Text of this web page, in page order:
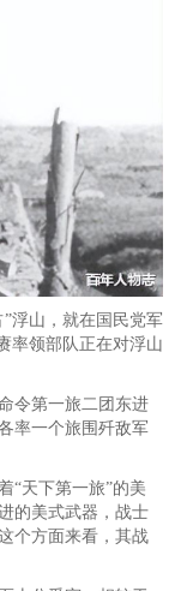
”浮山，就在国民党军
率领部队正在对浮山
令第一旅二团东进
率一个旅围歼敌军
“天下第一旅”的美
的美式武器，战士
个方面来看，其战